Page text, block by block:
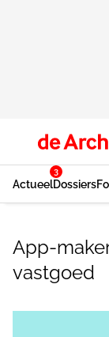
Actueel
3
Dossiers
App-
vastgoed